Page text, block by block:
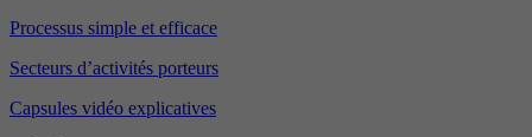
Processus simple et efficace
Secteurs d’activités porteurs
Capsules vidéo explicatives